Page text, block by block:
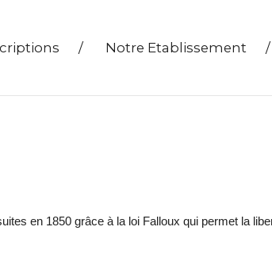
/ Notre Etablissement /
en 1850 grâce à la loi Falloux qui permet la